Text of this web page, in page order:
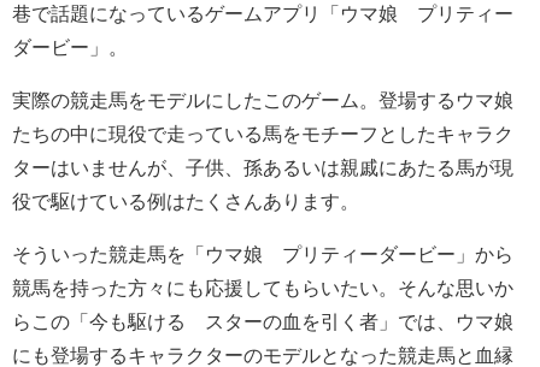
巷で話題になっているゲームアプリ「ウマ娘 プリティー
ダービー」。
実際の競走馬をモデルにしたこのゲーム。登場するウマ娘
たちの中に現役で走っている馬をモチーフとしたキャラク
ターはいませんが、子供、孫あるいは親戚にあたる馬が現
役で駆けている例はたくさんあります。
そういった競走馬を「ウマ娘 プリティーダービー」から
競馬を持った方々にも応援してもらいたい。そんな思いか
らこの「今も駆ける スターの血を引く者」では、ウマ娘
にも登場するキャラクターのモデルとなった競走馬と血縁